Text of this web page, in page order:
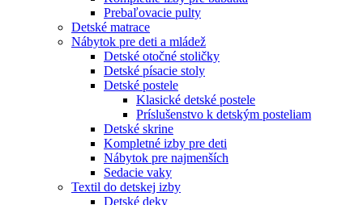
Prebaľovacie pulty
Detské matrace
Nábytok pre deti a mládež
Detské otočné stoličky
Detské písacie stoly
Detské postele
Klasické detské postele
Príslušenstvo k detským posteliam
Detské skrine
Kompletné izby pre deti
Nábytok pre najmenších
Sedacie vaky
Textil do detskej izby
Detské deky